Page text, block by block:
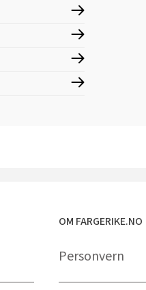
OM FARGERIKE.NO
Personvern